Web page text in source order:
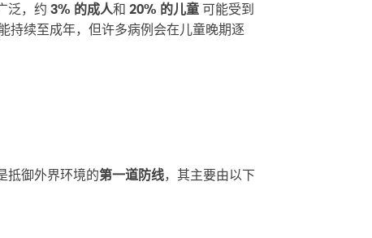
泛，约 3% 的成人和 20% 的儿童 可能受到
持续至成年，但许多病例会在儿童晚期逐
抵御外界环境的第一道防线，其主要由以下